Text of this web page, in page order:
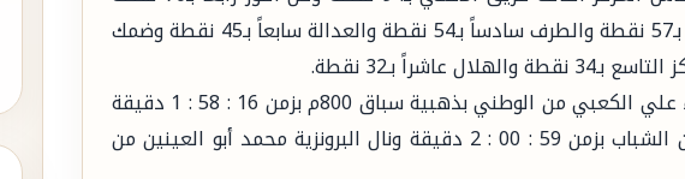
وجاء الوطني في المركز الخامس بـ57 نقطة والطرف سادساً بـ54 نقطة والعدالة سابعاً بـ45 نقطة وضمك
وفي منافسات الفردي فاز العداء علي الكعبي من الوطني بذهبية سباق 800م بزمن 16 : 58 : 1 دقيقة
، فيما جاء ثانياً سعيد علواني من الشباب بزمن 59 : 00 : 2 دقيقة ونال البرونزية محمد أبو العينين من